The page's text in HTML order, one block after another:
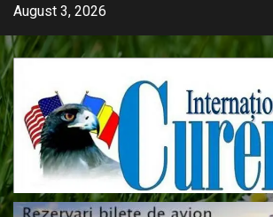
Skip
content
August 3, 2026